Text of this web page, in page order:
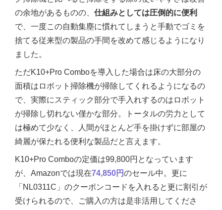
の余地があるものの、 仕組みとしては圧倒的に便利
で、一度この自動集塵に慣れてしまうと手動でゴミを
捨てる従来型の製品の手間を改めて感じるようになり
ました。
ただK10+Pro Comboを導入した場合は床の大部分の
面積はロボット掃除機が掃除してくれるようになるの
で、実際にスティック部分で手入れするのはロボット
が掃除し切れない僅かな部分。トータルの労力として
は極めて少なく、人間がほとんど手を掛けずに部屋の
綺麗が保たれる便利な製品だと言えます。
K10+Pro Comboの定価は99,800円となっています
が、Amazonでは現在74,850円のセール中。更に
「NL0311C」のクーポンコードを入れると更に割引が
受けられるので、ご購入の方は是非活用してくださ